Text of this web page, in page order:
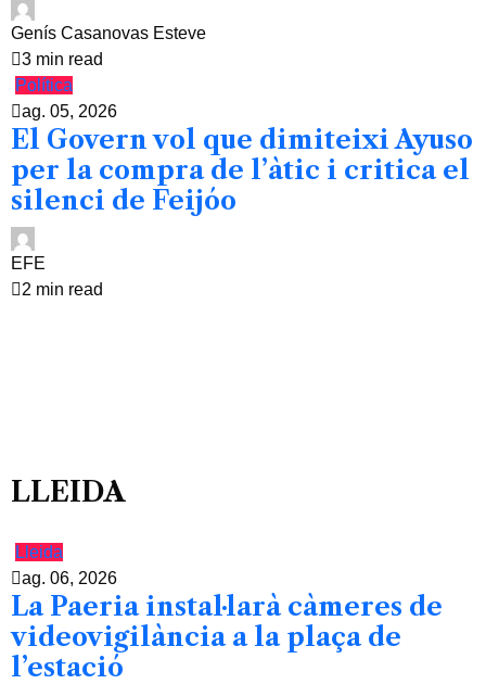
Genís Casanovas Esteve
3 min read
Política
ag. 05, 2026
El Govern vol que dimiteixi Ayuso
per la compra de l’àtic i critica el
silenci de Feijóo
EFE
2 min read
LLEIDA
Lleida
ag. 06, 2026
La Paeria instal·larà càmeres de
videovigilància a la plaça de
l’estació